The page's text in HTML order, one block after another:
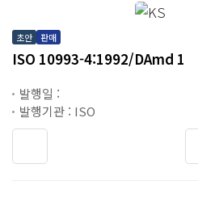
초안 판매
ISO 10993-4:1992/DAmd 1
발행일 :
발행기관 : ISO